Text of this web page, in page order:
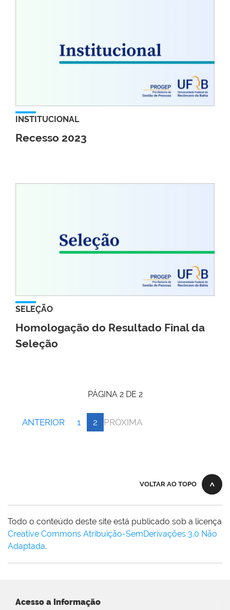
INSTITUCIONAL
Recesso 2023
SELEÇÃO
Homologação do Resultado Final da
Seleção
PÁGINA 2 DE 2
ANTERIOR 1 2 PRÓXIMA
VOLTAR AO TOPO
Todo o conteúdo deste site está publicado sob a licença
Creative Commons Atribuição-SemDerivações 3.0 Não
Adaptada.
Acesso a Informação